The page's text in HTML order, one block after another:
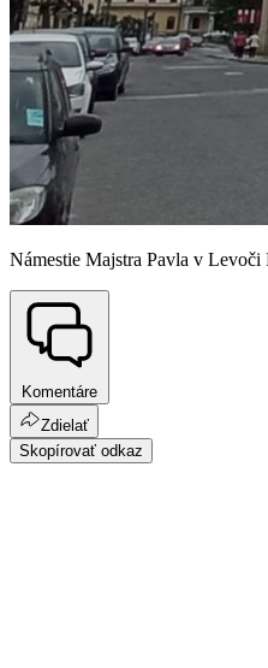
Námestie Majstra Pavla v Levoči
Komentáre
Zdielať
Skopírovať odkaz